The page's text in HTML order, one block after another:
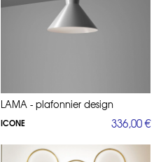
LAMA - plafonnier design
ICONE 336,00 €